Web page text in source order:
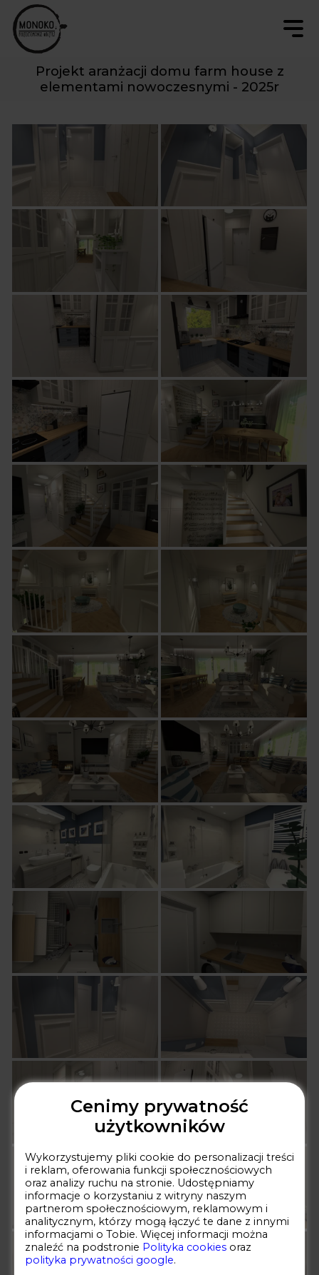
Projekt aranżacji domu farm house z
elementami nowoczesnymi - 2025r
Cenimy prywatność
użytkowników
Wykorzystujemy pliki cookie do personalizacji treści
i reklam, oferowania funkcji społecznościowych
oraz analizy ruchu na stronie. Udostępniamy
informacje o korzystaniu z witryny naszym
partnerom społecznościowym, reklamowym i
analitycznym, którzy mogą łączyć te dane z innymi
informacjami o Tobie. Więcej informacji można
znaleźć na podstronie Polityka cookies oraz ​
polityka prywatności google.